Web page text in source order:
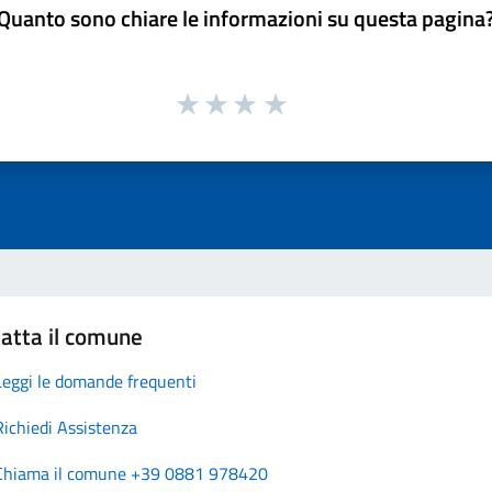
sono chiare le informazioni su questa
il comune
le domande frequenti
Assistenza
il comune +39 0881 978420